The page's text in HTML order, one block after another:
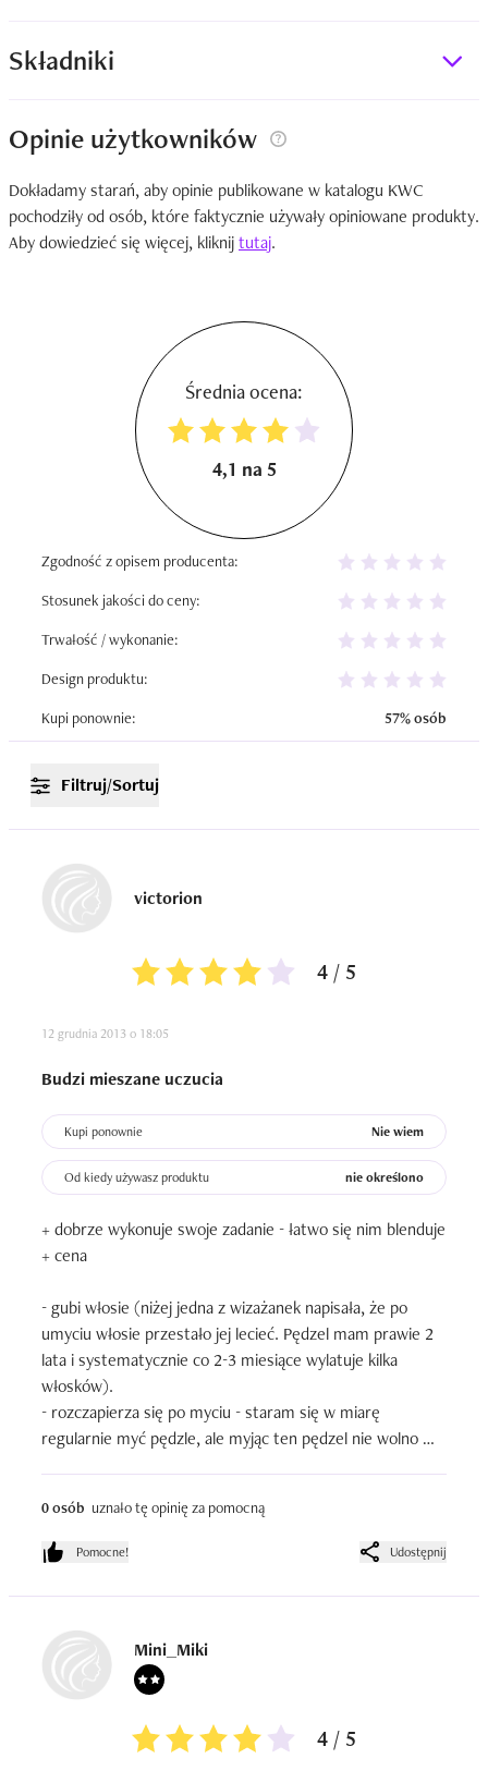
Składniki
Opinie użytkowników
Dokładamy starań, aby opinie publikowane w katalogu KWC
pochodziły od osób, które faktycznie używały opiniowane produkty.
Aby dowiedzieć się więcej, kliknijtutaj.
Średnia ocena:
4,1 na 5
Zgodność z opisem producenta:
Stosunek jakości do ceny:
Trwałość / wykonanie:
Design produktu:
Kupi ponownie:
57% osób
Filtruj/Sortuj
victorion
4 / 5
12 grudnia 2013 o 18:05
Budzi mieszane uczucia
Kupi ponownie Nie wiem
Od kiedy używasz produktu nie określono
+ dobrze wykonuje swoje zadanie - łatwo się nim blenduje
+ cena
- gubi włosie (niżej jedna z wizażanek napisała, że po
umyciu włosie przestało jej lecieć. Pędzel mam prawie 2
lata i systematycznie co 2-3 miesiące wylatuje kilka
włosków).
- rozczapierza się po myciu - staram się w miarę
regularnie myć pędzle, ale myjąc ten pędzel nie wolno
0 osób uznało tę opinię za pomocną
Pomocne! Udostępnij
Mini_Miki
4 / 5